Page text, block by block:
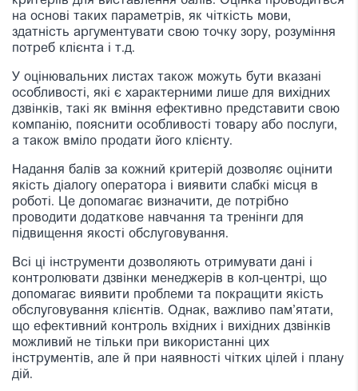
на основі таких параметрів, як чіткість мови,
здатність аргументувати свою точку зору, розуміння
потреб клієнта і т.д.
У оцінювальних листах також можуть бути вказані
особливості, які є характерними лише для вихідних
дзвінків, такі як вміння ефективно представити свою
компанію, пояснити особливості товару або послуги,
а також вміло продати його клієнту.
Надання балів за кожний критерій дозволяє оцінити
якість діалогу оператора і виявити слабкі місця в
роботі. Це допомагає визначити, де потрібно
проводити додаткове навчання та тренінги для
підвищення якості обслуговування.
Всі ці інструменти дозволяють отримувати дані і
контролювати дзвінки менеджерів в кол-центрі, що
допомагає виявити проблеми та покращити якість
обслуговування клієнтів. Однак, важливо пам’ятати,
що ефективний контроль вхідних і вихідних дзвінків
можливий не тільки при використанні цих
інструментів, але й при наявності чітких цілей і плану
дій.